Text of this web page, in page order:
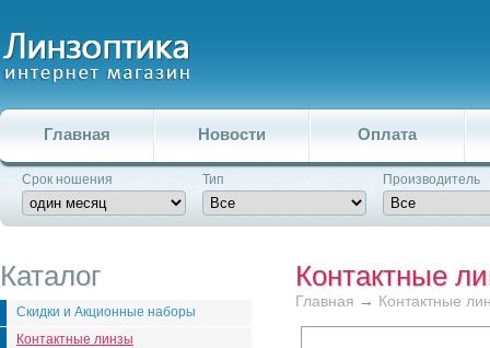
Главная Новости Оплата
Срок ношения Тип Производитель
Каталог
Скидки и Акционные наборы
Контактные линзы
Контактные
Главная → Контактные